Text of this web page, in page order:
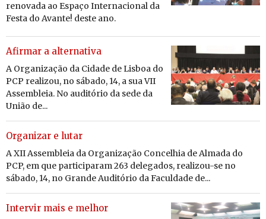
re­no­vada ao Es­paço In­ter­na­ci­onal da
Festa do Avante! deste ano.
Afirmar a alternativa
A Organização da Cidade de Lisboa do
PCP realizou, no sábado, 14, a sua VII
Assembleia. No auditório da sede da
União de...
Organizar e lutar
A XII Assembleia da Organização Concelhia de Almada do
PCP, em que participaram 263 delegados, realizou-se no
sábado, 14, no Grande Auditório da Faculdade de...
Intervir mais e melhor